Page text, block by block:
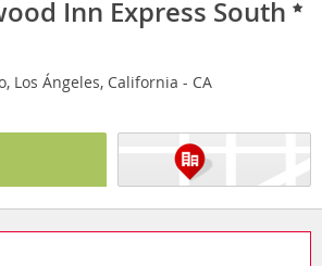
Inn Express South
Los Ángeles, California - CA